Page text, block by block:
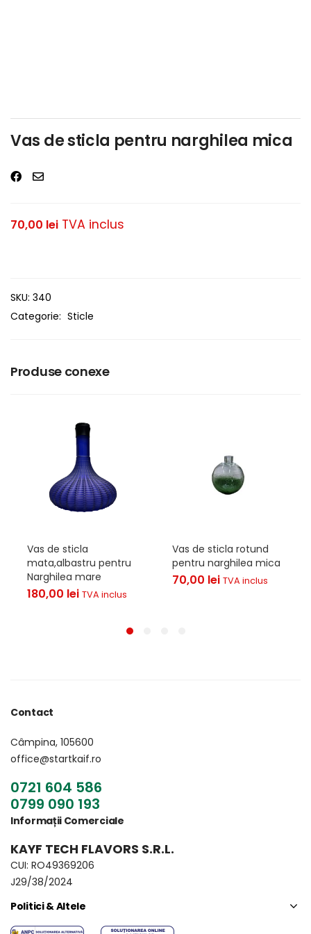
Vas de sticla pentru narghilea mica
70,00 lei TVA inclus
SKU: 340
Categorie: Sticle
Produse conexe
Vas de sticla
mata,albastru pentru
Narghilea mare
180,00 lei TVA inclus
Vas de sticla rotund
pentru narghilea mica
70,00 lei TVA inclus
Contact
Câmpina, 105600
office@startkaif.ro
0721 604 586
0799 090 193
Informații Comerciale
KAYF TECH FLAVORS S.R.L.
CUI: RO49369206
J29/38/2024
Politici & Altele